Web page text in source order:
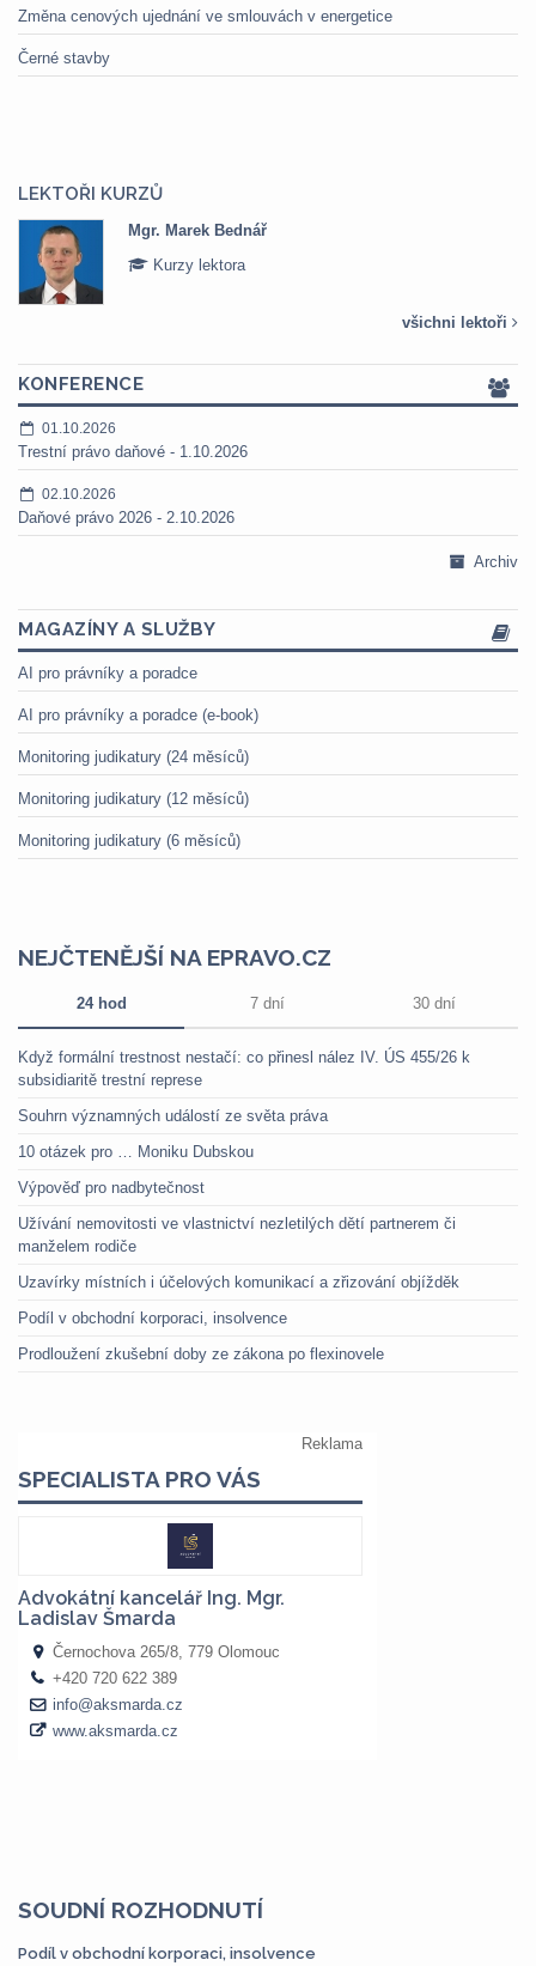
Změna cenových ujednání ve smlouvách v energetice
Černé stavby
LEKTOŘI KURZŮ
Mgr. Marek Bednář
Kurzy lektora
všichni lektoři
KONFERENCE
01.10.2026
Trestní právo daňové - 1.10.2026
02.10.2026
Daňové právo 2026 - 2.10.2026
Archiv
MAGAZÍNY A SLUŽBY
AI pro právníky a poradce
AI pro právníky a poradce (e-book)
Monitoring judikatury (24 měsíců)
Monitoring judikatury (12 měsíců)
Monitoring judikatury (6 měsíců)
NEJČTENĚJŠÍ NA EPRAVO.CZ
24 hod 7 dní 30 dní
Když formální trestnost nestačí: co přinesl nález IV. ÚS 455/26 k
subsidiaritě trestní represe
Souhrn významných událostí ze světa práva
10 otázek pro … Moniku Dubskou
Výpověď pro nadbytečnost
Užívání nemovitosti ve vlastnictví nezletilých dětí partnerem či
manželem rodiče
Uzavírky místních i účelových komunikací a zřizování objížděk
Podíl v obchodní korporaci, insolvence
Prodloužení zkušební doby ze zákona po flexinovele
SOUDNÍ ROZHODNUTÍ
Podíl v obchodní korporaci, insolvence